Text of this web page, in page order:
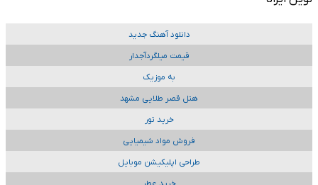
دانلود آهنگ جدید
قیمت میلگردآجدار
به موزیک
هتل قصر طلایی مشهد
خرید تور
فروش مواد شیمیایی
طراحی اپلیکیشن موبایل